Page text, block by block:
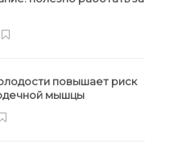
повышает риск
мышцы